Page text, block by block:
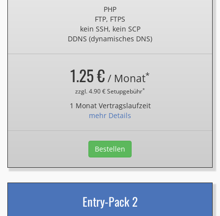
PHP
FTP, FTPS
kein SSH, kein SCP
DDNS (dynamisches DNS)
1.25 € / Monat*
zzgl. 4.90 € Setupgebühr*
1 Monat Vertragslaufzeit
mehr Details
Bestellen
Entry-Pack 2